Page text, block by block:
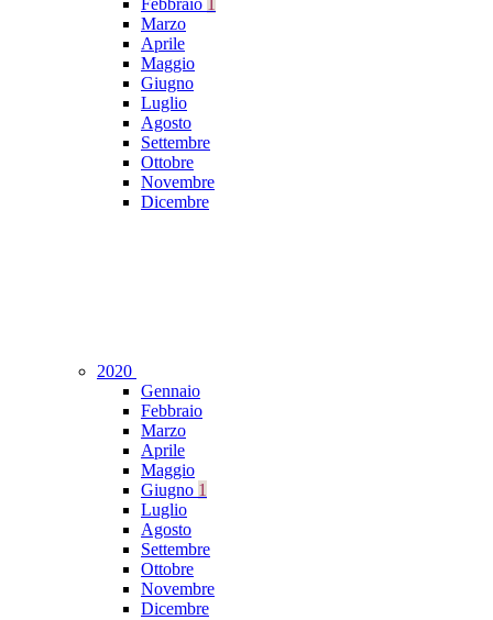
Febbraio
Marzo
Aprile
Maggio
Giugno
Luglio
Agosto
Settembre
Ottobre
Novembre
Dicembre
2020
Gennaio
Febbraio
Marzo
Aprile
Maggio
Giugno 1
Luglio
Agosto
Settembre
Ottobre
Novembre
Dicembre